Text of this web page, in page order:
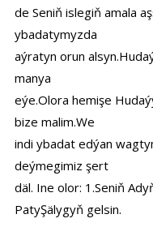
de Seniň islegiň amala
ybadatymyzda
aýratyn orun
manya
eýe.Olora hemişe
bize malim.We
indi ybadat edýan
deýmegimiz şert
däl. Ine olor: 1.Seniň
PatyŞälygyň gelsin.